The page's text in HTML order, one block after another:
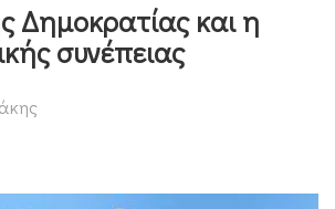
Δημοκρατίας και η
συνέπειας